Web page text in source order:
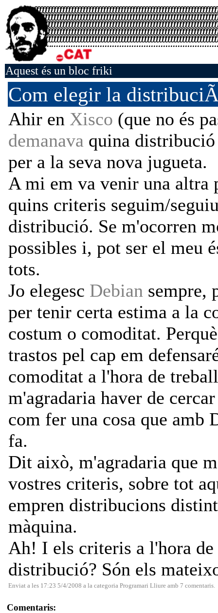
Aquest és un bloc friki
Com elegir la
Ahir en Xisco (que no és
demanava quina
per a la seva nova jugueta.
A mi em va venir una altra
quins criteris seguim/
distribució. Se m'ocorren
possibles i, pot ser el meu
tots.
Jo elegesc Debian sempre,
per tenir certa estima a la
costum o comoditat.
trastos pel cap em
comoditat a l'hora de
m'agradaria haver de
com fer una cosa que amb
fa.
Dit això, m'agradaria que
vostres criteris, sobre tot
empren distribucions
màquina.
Ah! I els criteris a l'hora de
distribució? Són els
Enviat a les 17:23 5/4/2008 a la categoria Programari Lliure amb 7 comentaris.
Comentaris: